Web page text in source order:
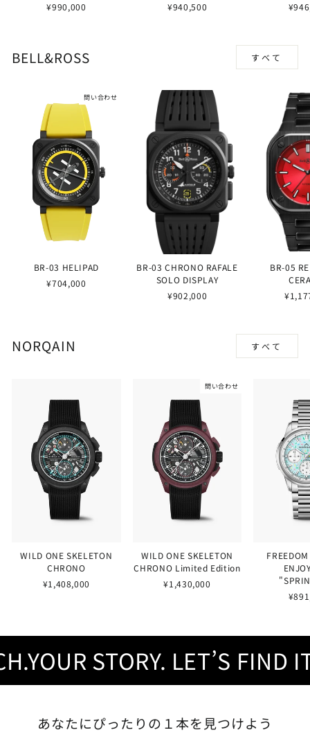
¥990,000 ¥940,500
BELL&ROSS すべて
問い合わせ
BR-03 HELIPAD
¥704,000
BR-03 CHRONO RAFALE
SOLO DISPLAY
¥902,000
BR-05
NORQAIN すべて
WILD ONE SKELETON
CHRONO
¥1,408,000
問い合わせ
WILD ONE SKELETON
CHRONO Limited Edition
¥1,430,000
STORY. LET’S FIND IT.
あなたにぴったりの１本を見つけよう